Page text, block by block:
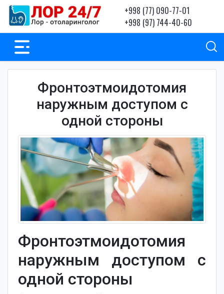
+998 (77) 090-77-01
+998 (97) 744-40-60
Фронтоэтмоидотомия
наружным доступом с
одной стороны
Фронтоэтмоидотомия
наружным доступом с
одной стороны